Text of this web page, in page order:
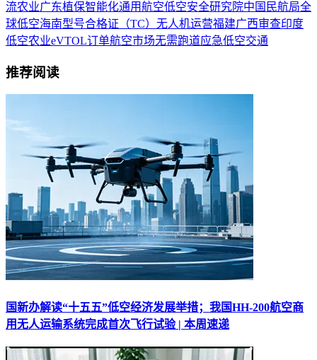
流农业广东植保智能化通用航空低空安全研究院中国民航局全
球低空海南型号合格证（TC） 无人机运营福建广西审查印度
低空农业eVTOL订单航空市场无需跑道应急低空交通
推荐阅读
国新办解读“十五五”低空经济发展举措；我国HH-200航空商
用无人运输系统完成首次飞行试验 | 本周速递